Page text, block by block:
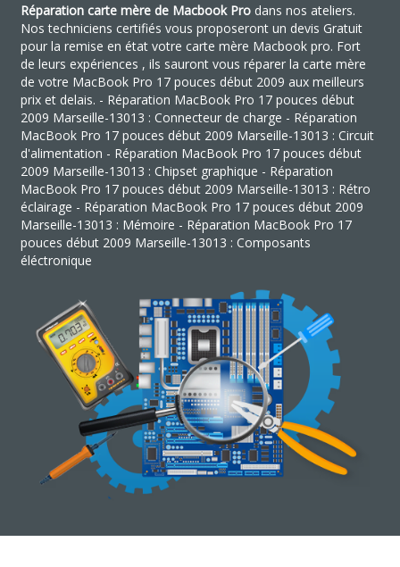
Réparation carte mère de Macbook Prodans nos ateliers.
Nos techniciens certifiés vous proposeront un devis Gratuit
pour la remise en état votre carte mère Macbook pro. Fort
de leurs expériences , ils sauront vous réparer la carte mère
de votre MacBook Pro 17 pouces début 2009 aux meilleurs
prix et delais. - Réparation MacBook Pro 17 pouces début
2009 Marseille-13013 : Connecteur de charge - Réparation
MacBook Pro 17 pouces début 2009 Marseille-13013 : Circuit
d'alimentation - Réparation MacBook Pro 17 pouces début
2009 Marseille-13013 : Chipset graphique - Réparation
MacBook Pro 17 pouces début 2009 Marseille-13013 : Rétro
éclairage - Réparation MacBook Pro 17 pouces début 2009
Marseille-13013 : Mémoire - Réparation MacBook Pro 17
pouces début 2009 Marseille-13013 : Composants
éléctronique